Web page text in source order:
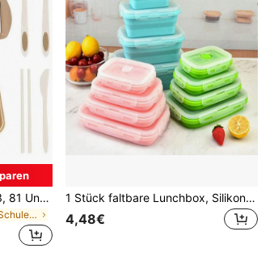
1 Studenten-Lunchbox, 33, 81 Unzen auslaufsichere Lunchbox, mit Besteck, geeignet für Mikrowellen-Erhitzung (3 Fächer), auslaufsicherer Lebensmittelbehälter, geeignet für Arbeit, Schule, College, Outdoor-Essen, unverzichtbar
in zurück zur Schule Lunchboxen & isolierte Lunchb
1 Stück faltbare Lunchbox, Silikon Lunchbox, Obstsalat Aufbewahrungsbox, tragbare Reise-Lebensmittelbehälter, Picknick- und Campingnahrungsmittelbehälter, mit verschließbarem Deckel und Belüftungsventil, auslaufsicher und leicht zu reinigen
4,48€